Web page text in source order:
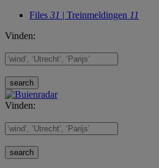
Files 31 | Treinmeldingen 11
Vinden:
Vinden: